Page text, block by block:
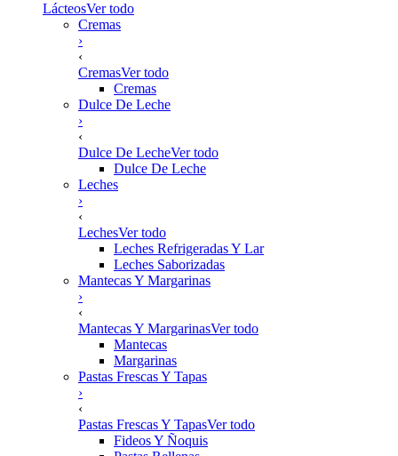
LácteosVer todo
Cremas
›
‹
CremasVer todo
Cremas
Dulce De Leche
›
‹
Dulce De LecheVer todo
Dulce De Leche
Leches
›
‹
LechesVer todo
Leches Refrigeradas Y Lar
Leches Saborizadas
Mantecas Y Margarinas
›
‹
Mantecas Y MargarinasVer todo
Mantecas
Margarinas
Pastas Frescas Y Tapas
›
‹
Pastas Frescas Y TapasVer todo
Fideos Y Ñoquis